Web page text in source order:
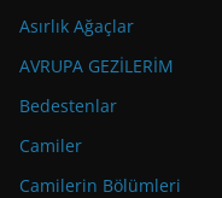
Asırlık Ağaçlar
AVRUPA GEZİLERİM
Bedestenlar
Camiler
Camilerin Bölümleri